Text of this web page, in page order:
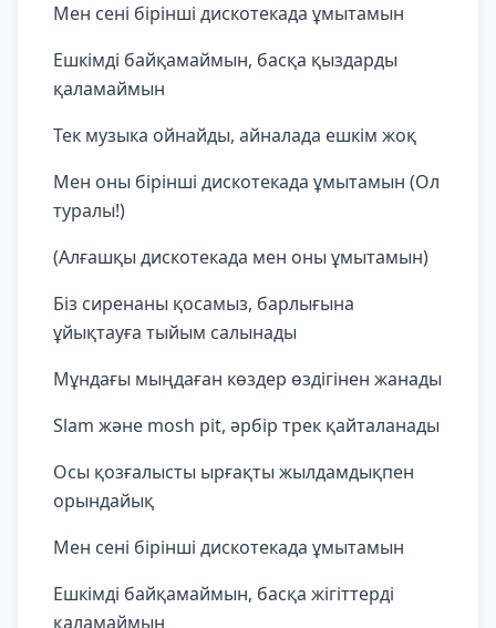
Мен сені бірінші дискотекада ұмытамын
Ешкімді байқамаймын, басқа қыздарды
қаламаймын
Тек музыка ойнайды, айналада ешкім жоқ
Мен оны бірінші дискотекада ұмытамын (Ол
туралы!)
(Алғашқы дискотекада мен оны ұмытамын)
Біз сиренаны қосамыз, барлығына
ұйықтауға тыйым салынады
Мұндағы мыңдаған көздер өздігінен жанады
Slam және mosh pit, әрбір трек қайталанады
Осы қозғалысты ырғақты жылдамдықпен
орындайық
Мен сені бірінші дискотекада ұмытамын
Ешкімді байқамаймын, басқа жігіттерді
қаламаймын